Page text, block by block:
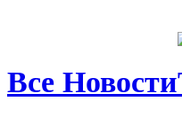
Все Новости